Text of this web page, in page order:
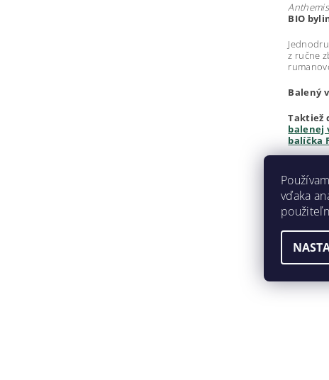
BIO
z ručne
Balený
Taktiež
balenej
balíčka
€12,99
€12,99 /
vďaka